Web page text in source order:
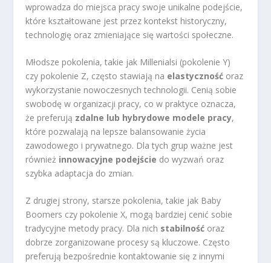
wprowadza do miejsca pracy swoje unikalne podejście,
które kształtowane jest przez kontekst historyczny,
technologię oraz zmieniające się wartości społeczne.
Młodsze pokolenia, takie jak Millenialsi (pokolenie Y)
czy pokolenie Z, często stawiają na elastyczność oraz
wykorzystanie nowoczesnych technologii. Cenią sobie
swobodę w organizacji pracy, co w praktyce oznacza,
że preferują zdalne lub hybrydowe modele pracy,
które pozwalają na lepsze balansowanie życia
zawodowego i prywatnego. Dla tych grup ważne jest
również innowacyjne podejście do wyzwań oraz
szybka adaptacja do zmian.
Z drugiej strony, starsze pokolenia, takie jak Baby
Boomers czy pokolenie X, mogą bardziej cenić sobie
tradycyjne metody pracy. Dla nich stabilność oraz
dobrze zorganizowane procesy są kluczowe. Często
preferują bezpośrednie kontaktowanie się z innymi